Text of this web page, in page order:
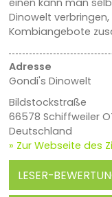
einen kann man
Dinowelt
Kombiangebote
Adresse
Gondi's Dinowelt
Bildstockstraße
66578 Schiffweiler
Deutschland
» Zur Webseite des
LESER-